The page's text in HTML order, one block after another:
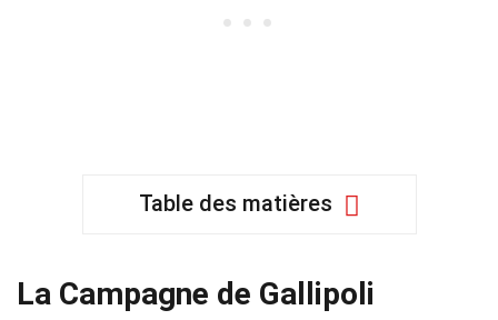
Table des matières
La Campagne de Gallipoli